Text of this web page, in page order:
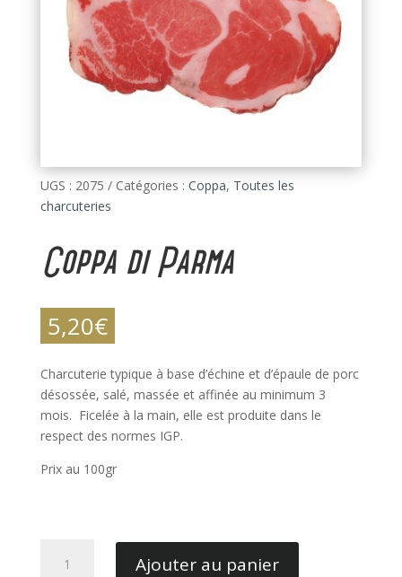
UGS : 2075 Catégories : Coppa, Toutes les
charcuteries
Coppa di Parma
5,20€
Charcuterie typique à base d’échine et d’épaule de porc
désossée, salé, massée et affinée au minimum 3
mois. Ficelée à la main, elle est produite dans le
respect des normes IGP.
Prix au 100gr
Ajouter au panier